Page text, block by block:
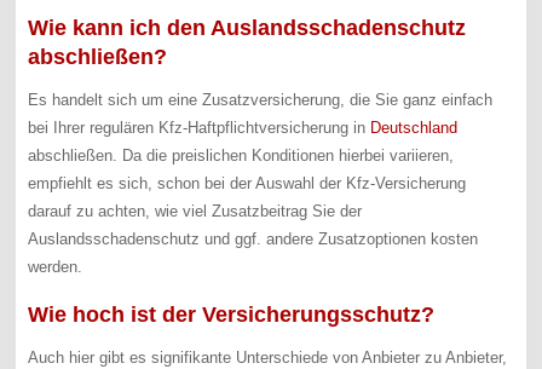
Wie kann ich den Auslandsschadenschutz
abschließen?
Es handelt sich um eine Zusatzversicherung, die Sie ganz einfach
bei Ihrer regulären Kfz-Haftpflichtversicherung in Deutschland
abschließen. Da die preislichen Konditionen hierbei variieren,
empfiehlt es sich, schon bei der Auswahl der Kfz-Versicherung
darauf zu achten, wie viel Zusatzbeitrag Sie der
Auslandsschadenschutz und ggf. andere Zusatzoptionen kosten
werden.
Wie hoch ist der Versicherungsschutz?
Auch hier gibt es signifikante Unterschiede von Anbieter zu Anbieter,